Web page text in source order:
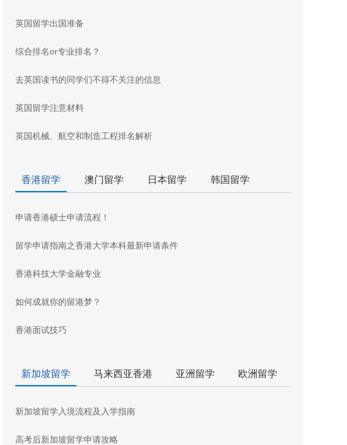
英国留学出国准备
综合排名or专业排名？
去英国读书的同学们不得不关注的信息
英国留学注意材料
英国机械、航空和制造工程排名解析
香港留学 澳门留学 日本留学 韩国留学
申请香港硕士申请流程！
留学申请指南之香港大学本科最新申请条件
香港科技大学金融专业
如何成就你的留港梦？
香港面试技巧
新加坡留学 马来西亚香港 亚洲留学 欧洲留学
新加坡留学入境流程及入学指南
高考后新加坡留学申请攻略